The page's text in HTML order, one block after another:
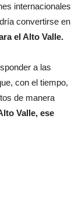
internacionales
convertirse en
el Alto Valle.
a las
con el tiempo,
de manera
Valle, ese